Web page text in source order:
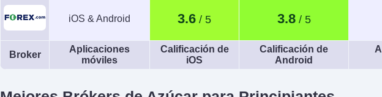
iOS & Android 3.6 3.8
Broker
Aplicaciones
móviles
Calificación de
iOS
Calificación de
Android